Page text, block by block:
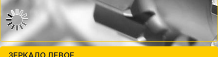
ЗЕРКАЛО ЛЕВОЕ